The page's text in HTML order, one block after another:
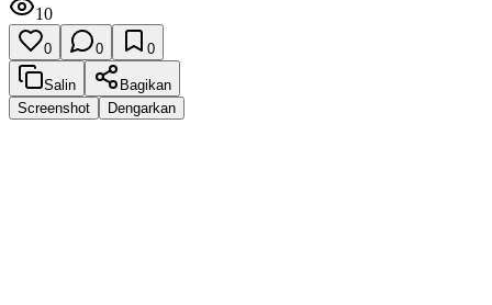
10
0 0 0
Salin
Bagikan
Screenshot
Dengarkan